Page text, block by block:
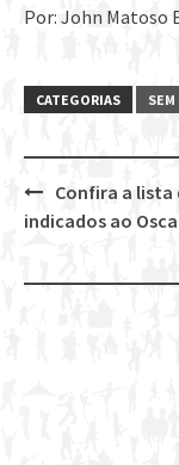
Por: John Matoso
CATEGORIAS
Post
Confira a lista
indicados ao